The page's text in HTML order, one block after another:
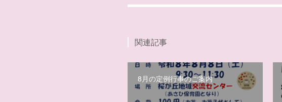
関連記事
8月の定例行事のご案内